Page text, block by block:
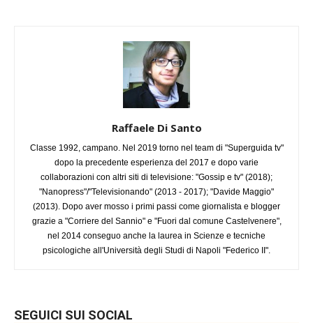
Raffaele Di Santo
Classe 1992, campano. Nel 2019 torno nel team di "Superguida tv"
dopo la precedente esperienza del 2017 e dopo varie
collaborazioni con altri siti di televisione: "Gossip e tv" (2018);
"Nanopress"/"Televisionando" (2013 - 2017); "Davide Maggio"
(2013). Dopo aver mosso i primi passi come giornalista e blogger
grazie a "Corriere del Sannio" e "Fuori dal comune Castelvenere",
nel 2014 conseguo anche la laurea in Scienze e tecniche
psicologiche all'Università degli Studi di Napoli "Federico II".
SEGUICI SUI SOCIAL